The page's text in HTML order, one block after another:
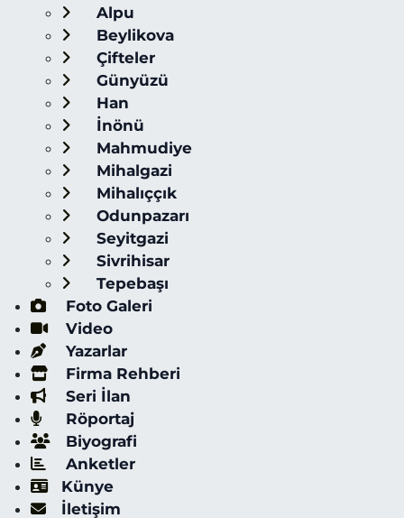
Alpu
Beylikova
Çifteler
Günyüzü
Han
İnönü
Mahmudiye
Mihalgazi
Mihalıççık
Odunpazarı
Seyitgazi
Sivrihisar
Tepebaşı
Foto Galeri
Video
Yazarlar
Firma Rehberi
Seri İlan
Röportaj
Biyografi
Anketler
Künye
İletişim